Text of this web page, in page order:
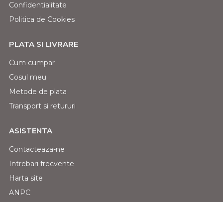
Confidentialitate
Politica de Cookies
PLATA SI LIVRARE
Cum cumpar
Cosul meu
Metode de plata
Transport si retururi
ASISTENTA
Contacteaza-ne
Intrebari frecvente
Harta site
ANPC